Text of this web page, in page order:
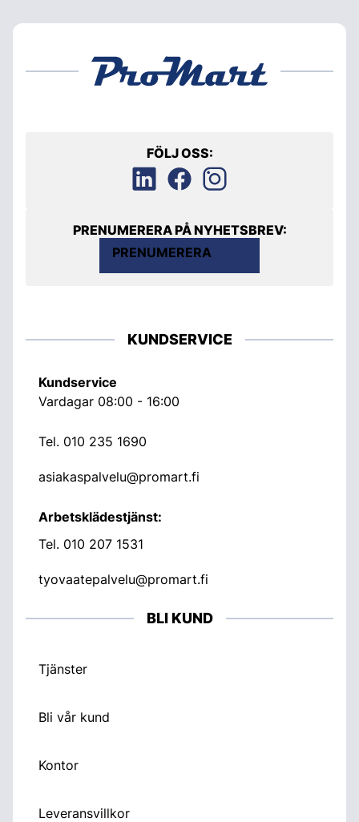
FÖLJ OSS:
PRENUMERERA PÅ NYHETSBREV:
PRENUMERERA
KUNDSERVICE
Kundservice
Vardagar 08:00 - 16:00
Tel. 010 235 1690
asiakaspalvelu@promart.fi
Arbetsklädestjänst:
Tel. 010 207 1531
tyovaatepalvelu@promart.fi
BLI KUND
Tjänster
Bli vår kund
Kontor
Leveransvillkor